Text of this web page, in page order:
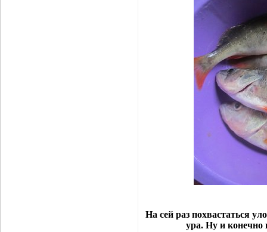
На сей раз похвастаться
ура. Ну и конечно